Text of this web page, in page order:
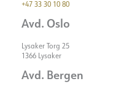
+47 33 30 10 80
Avd. Oslo
Lysaker Torg 25
1366 Lysaker
Avd. Bergen